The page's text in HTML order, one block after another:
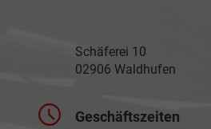
Schäferei 10
02906 Waldhufen
Geschäftszeiten